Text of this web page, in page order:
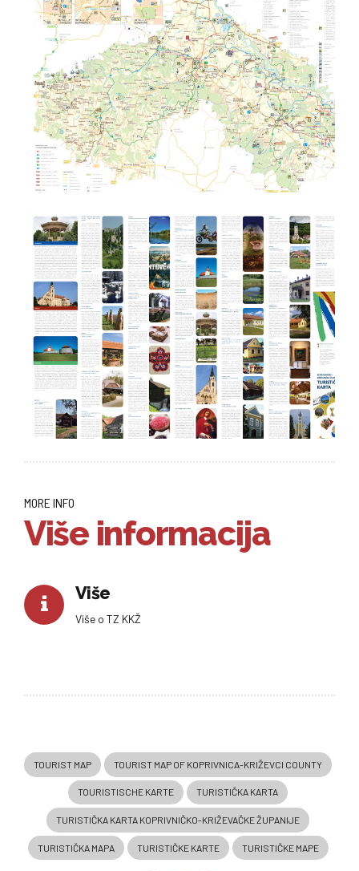
MORE INFO
Više informacija
Više
Više o TZ KKŽ
TOURIST MAP TOURIST MAP OF KOPRIVNICA-KRIŽEVCI COUNTY
TOURISTISCHE KARTE TURISTIČKA KARTA
TURISTIČKA KARTA KOPRIVNIČKO-KRIŽEVAČKE ŽUPANIJE
TURISTIČKA MAPA TURISTIČKE KARTE TURISTIČKE MAPE